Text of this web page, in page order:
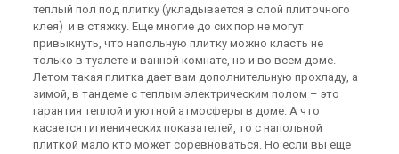
теплый пол под плитку (укладывается в слой плиточного
клея) и в стяжку. Еще многие до сих пор не могут
привыкнуть, что напольную плитку можно класть не
только в туалете и ванной комнате, но и во всем доме.
Летом такая плитка дает вам дополнительную прохладу, а
зимой, в тандеме с теплым электрическим полом – это
гарантия теплой и уютной атмосферы в доме. А что
касается гигиенических показателей, то с напольной
плиткой мало кто может соревноваться. Но если вы еще